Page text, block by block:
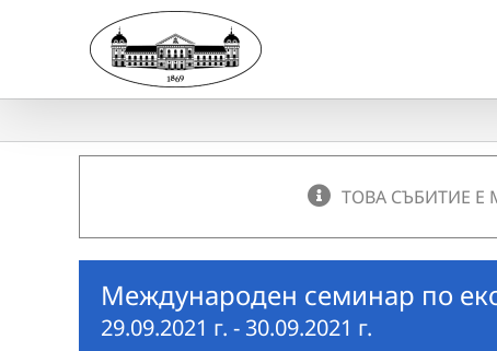
ТОВА СЪБИТИЕ
Международен семинар по
29.09.2021 г. - 30.09.2021 г.